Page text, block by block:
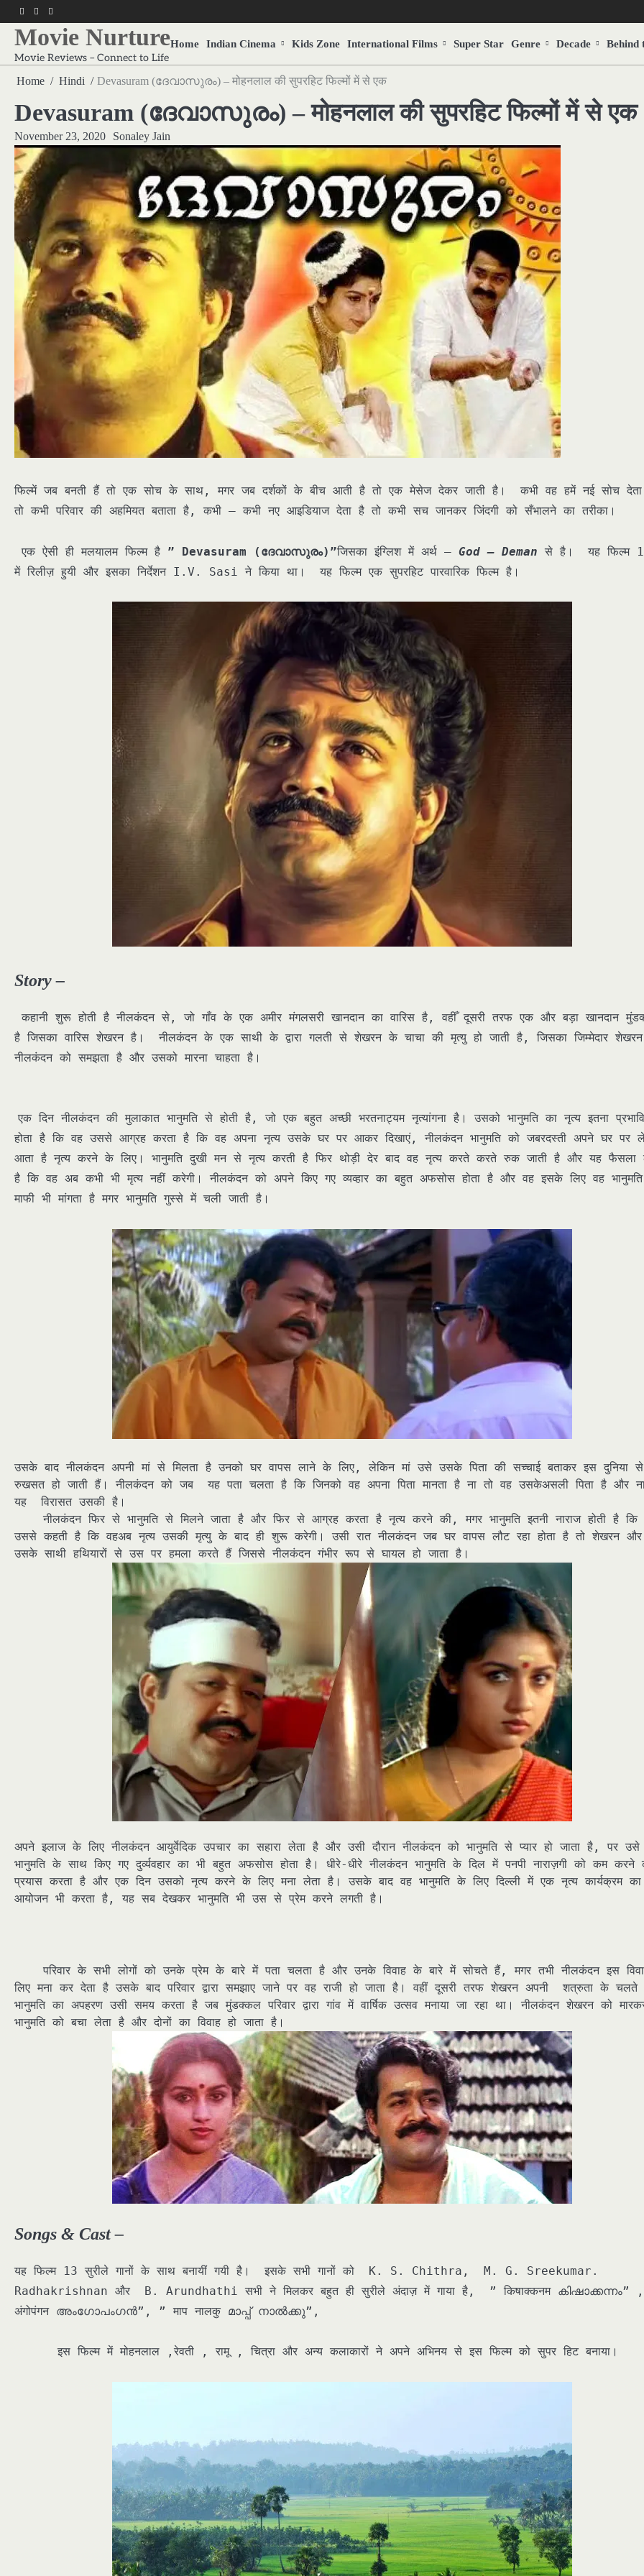
to
content
f twitterpinterest
Movie Nurture
Movie Reviews – Connect to Life
Home Indian Cinema Kids Zone International Films Super Star Genre Decade Behind
Home Hindi Devasuram (ദേവാസുരം) – मोहनलाल की सुपरहिट फिल्मों में से एक
Devasuram (ദേവാസുരം) – मोहनलाल की सुपरहिट फिल्मों में से एक
November 23, 2020 Sonaley Jain
फिल्में जब बनती हैं तो एक सोच के साथ, मगर जब दर्शकों के बीच आती है तो एक मेसेज देकर जाती है। कभी वह हमें नई सोच
तो कभी परिवार की अहमियत बताता है, कभी – कभी नए आइडियाज देता है तो कभी सच जानकर जिंदगी को सँभालने का तरीका।
एक ऐसी ही मलयालम फिल्म है ” Devasuram (ദേവാസുരം)”जिसका इंग्लिश में अर्थ – God – Deman से है। यह फिल्म
में रिलीज़ हुयी और इसका निर्देशन I.V. Sasi ने किया था। यह फिल्म एक सुपरहिट पारवारिक फिल्म है।
Story –
कहानी शुरू होती है नीलकंदन से, जो गाँव के एक अमीर मंगलसरी खानदान का वारिस है, वहीँ दूसरी तरफ एक और बड़ा खानदान
है जिसका वारिस शेखरन है। नीलकंदन के एक साथी के द्वारा गलती से शेखरन के चाचा की मृत्यु हो जाती है, जिसका जिम्मेदार शेखरन
नीलकंदन को समझता है और उसको मारना चाहता है।
एक दिन नीलकंदन की मुलाकात भानुमति से होती है, जो एक बहुत अच्छी भरतनाट्यम नृत्यांगना है। उसको भानुमति का नृत्य इतना
होता है कि वह उससे आग्रह करता है कि वह अपना नृत्य उसके घर पर आकर दिखाएं, नीलकंदन भानुमति को जबरदस्ती अपने घर पर
आता है नृत्य करने के लिए। भानुमति दुखी मन से नृत्य करती है फिर थोड़ी देर बाद वह नृत्य करते करते रुक जाती है और यह फैसला
है कि वह अब कभी भी मृत्य नहीं करेगी। नीलकंदन को अपने किए गए व्यव्हार का बहुत अफसोस होता है और वह इसके लिए वह
माफी भी मांगता है मगर भानुमति गुस्से में चली जाती है।
उसके बाद नीलकंदन अपनी मां से मिलता है उनको घर वापस लाने के लिए, लेकिन मां उसे उसके पिता की सच्चाई बताकर इस दुनिया से
रुखसत हो जाती हैं। नीलकंदन को जब यह पता चलता है कि जिनको वह अपना पिता मानता है ना तो वह उसकेअसली पिता है और
यह विरासत उसकी है।
नीलकंदन फिर से भानुमति से मिलने जाता है और फिर से आग्रह करता है नृत्य करने की, मगर भानुमति इतनी नाराज होती है कि
उससे कहती है कि वहअब नृत्य उसकी मृत्यु के बाद ही शुरू करेगी। उसी रात नीलकंदन जब घर वापस लौट रहा होता है तो शेखरन और
उसके साथी हथियारों से उस पर हमला करते हैं जिससे नीलकंदन गंभीर रूप से घायल हो जाता है।
अपने इलाज के लिए नीलकंदन आयुर्वेदिक उपचार का सहारा लेता है और उसी दौरान नीलकंदन को भानुमति से प्यार हो जाता है, पर उसे
भानुमति के साथ किए गए दुर्व्यवहार का भी बहुत अफसोस होता है। धीरे-धीरे नीलकंदन भानुमति के दिल में पनपी नाराज़गी को कम करने
प्रयास करता है और एक दिन उसको नृत्य करने के लिए मना लेता है। उसके बाद वह भानुमति के लिए दिल्ली में एक नृत्य कार्यक्रम का
आयोजन भी करता है, यह सब देखकर भानुमति भी उस से प्रेम करने लगती है।
परिवार के सभी लोगों को उनके प्रेम के बारे में पता चलता है और उनके विवाह के बारे में सोचते हैं, मगर तभी नीलकंदन इस
लिए मना कर देता है उसके बाद परिवार द्वारा समझाए जाने पर वह राजी हो जाता है। वहीं दूसरी तरफ शेखरन अपनी शत्रुता के चलते
भानुमति का अपहरण उसी समय करता है जब मुंडक्कल परिवार द्वारा गांव में वार्षिक उत्सव मनाया जा रहा था। नीलकंदन शेखरन को
भानुमति को बचा लेता है और दोनों का विवाह हो जाता है।
Songs & Cast –
यह फिल्म 13 सुरीले गानों के साथ बनायीं गयी है। इसके सभी गानों को K. S. Chithra, M. G. Sreekumar.
Radhakrishnan और B. Arundhathi सभी ने मिलकर बहुत ही सुरीले अंदाज़ में गाया है, ” किषाक्कनम കിഷാക്കന്നം”
अंगोपंगन അംഗോപംഗൻ”, ” माप नालकु മാപ്പ് നാൽക്കു”,
इस फिल्म में मोहनलाल ,रेवती , रामू , चित्रा और अन्य कलाकारों ने अपने अभिनय से इस फिल्म को सुपर हिट बनाया।